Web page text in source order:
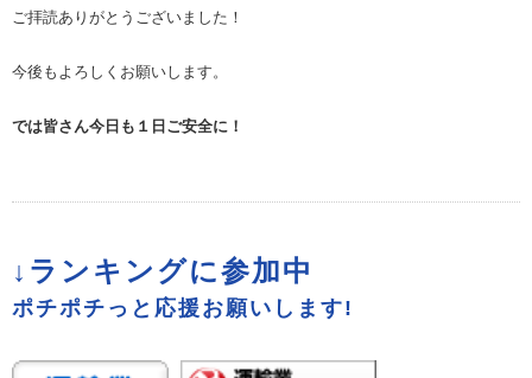
ご拝読ありがとうございました！
今後もよろしくお願いします。
では皆さん今日も１日ご安全に！
↓ランキングに参加中
ポチポチっと応援お願いします!